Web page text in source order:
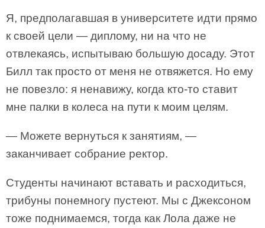
Я, предполагавшая в университете идти прямо
к своей цели — диплому, ни на что не
отвлекаясь, испытываю большую досаду. Этот
Билл так просто от меня не отвяжется. Но ему
не повезло: я ненавижу, когда кто-то ставит
мне палки в колеса на пути к моим целям.
— Можете вернуться к занятиям, —
заканчивает собрание ректор.
Студенты начинают вставать и расходиться,
трибуны понемногу пустеют. Мы с Джексоном
тоже поднимаемся, тогда как Лола даже не